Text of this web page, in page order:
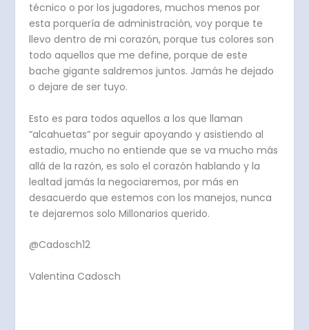
técnico o por los jugadores, muchos menos por
esta porquería de administración, voy porque te
llevo dentro de mi corazón, porque tus colores son
todo aquellos que me define, porque de este
bache gigante saldremos juntos. Jamás he dejado
o dejare de ser tuyo.
Esto es para todos aquellos a los que llaman
“alcahuetas” por seguir apoyando y asistiendo al
estadio, mucho no entiende que se va mucho más
allá de la razón, es solo el corazón hablando y la
lealtad jamás la negociaremos, por más en
desacuerdo que estemos con los manejos, nunca
te dejaremos solo Millonarios querido.
@Cadosch12
Valentina Cadosch